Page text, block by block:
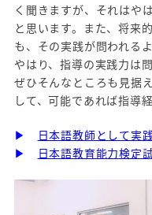
く聞きますが、それはや
と思います。また、将来
も、その実践が問われる
やはり、指導の実践力は
ぜひそんなところも見据
して、可能であれば指導
▶
日本語教師として実
▶
日本語教育能力検定